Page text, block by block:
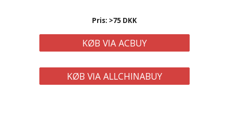
Pris: >75 DKK
KØB VIA ACBUY
KØB VIA ALLCHINABUY